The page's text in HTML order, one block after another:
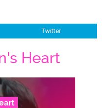
Twitter
Heart